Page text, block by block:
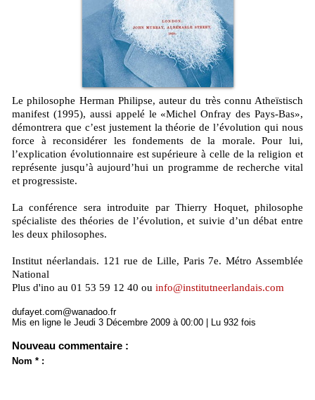
Le philosophe Herman Philipse, auteur du très connu Atheïstisch
manifest (1995), aussi appelé le «Michel Onfray des Pays-Bas»,
démontrera que c’est justement la théorie de l’évolution qui nous
force à reconsidérer les fondements de la morale. Pour lui,
l’explication évolutionnaire est supérieure à celle de la religion et
représente jusqu’à aujourd’hui un programme de recherche vital
et progressiste.
La conférence sera introduite par Thierry Hoquet, philosophe
spécialiste des théories de l’évolution, et suivie d’un débat entre
les deux philosophes.
Institut néerlandais. 121 rue de Lille, Paris 7e. Métro Assemblée
National
Plus d'ino au 01 53 59 12 40 ou info@institutneerlandais.com
dufayet.com@wanadoo.fr
Mis en ligne le Jeudi 3 Décembre 2009 à 00:00 | Lu 932 fois
Nouveau commentaire :
Nom * :